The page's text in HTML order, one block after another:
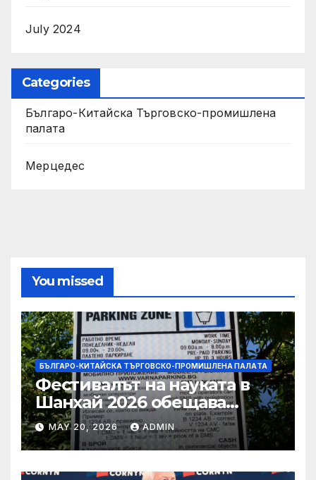
July 2024
Categories
Българо-Китайска Търговско-промишлена
палaта
Мерцедес
You missed
БЪЛГАРО-КИТАЙСКА ТЪРГОВСКО-ПРОМИШЛЕНА ПАЛAТА
Фестивалът на науката в
Шанхай 2026 обещава
вълнуващи научно-
технологични иновации
MAY 20, 2026 ADMIN